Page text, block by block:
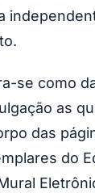
se como
as
das
do